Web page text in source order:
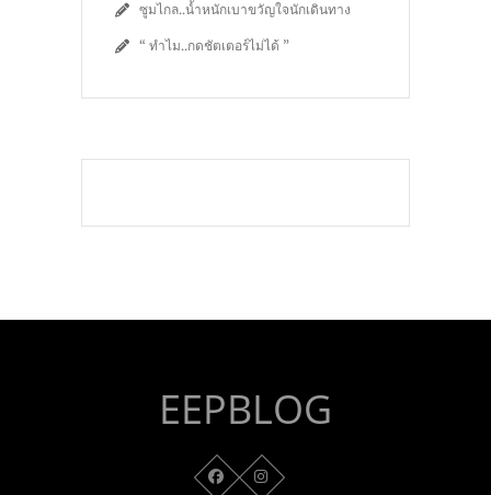
ซูมไกล..น้ำหนักเบาขวัญใจนักเดินทาง
“ ทำไม..กดชัตเตอร์ไม่ได้ ”
EEPBLOG